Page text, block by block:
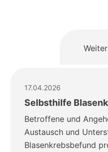
17.04.2026
Selbsthilfe
Betroffene und
Austausch und
Blasenkrebsbefund